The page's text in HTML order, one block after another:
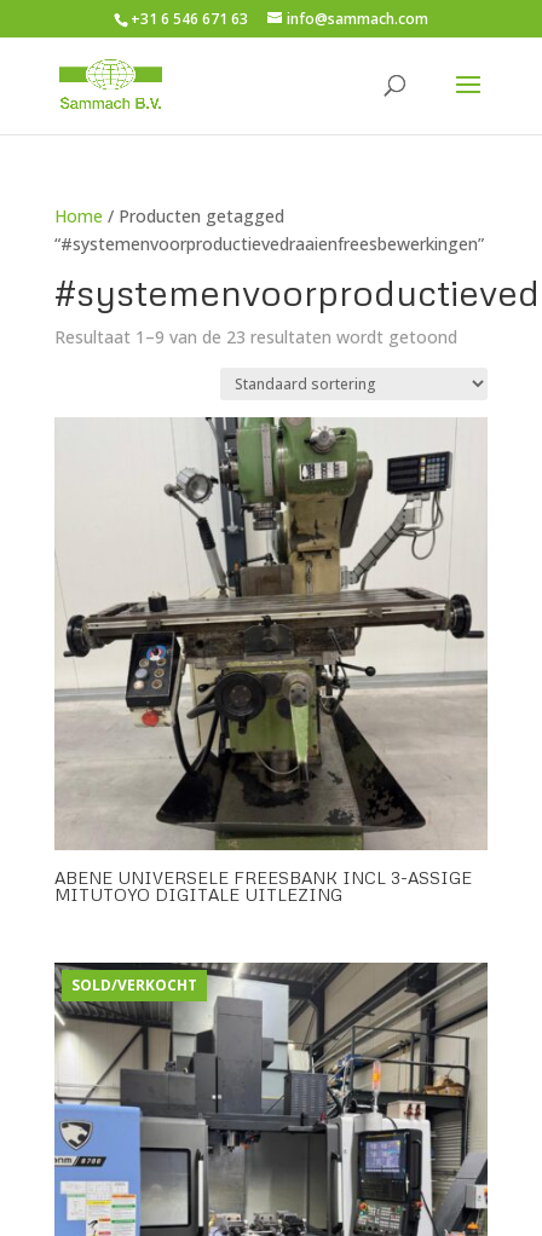
+31 6 546 671 63 info@sammach.com
Home / Producten getagged
“#systemenvoorproductievedraaienfreesbewerkingen”
Resultaat 1–9 van de 23 resultaten wordt getoond
ABENE UNIVERSELE FREESBANK INCL 3-ASSIGE
MITUTOYO DIGITALE UITLEZING
SOLD/VERKOCHT